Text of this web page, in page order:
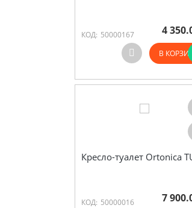
КОД: 50000167 4
В
Кресло-туалет Ortonica
КОД: 50000016 7